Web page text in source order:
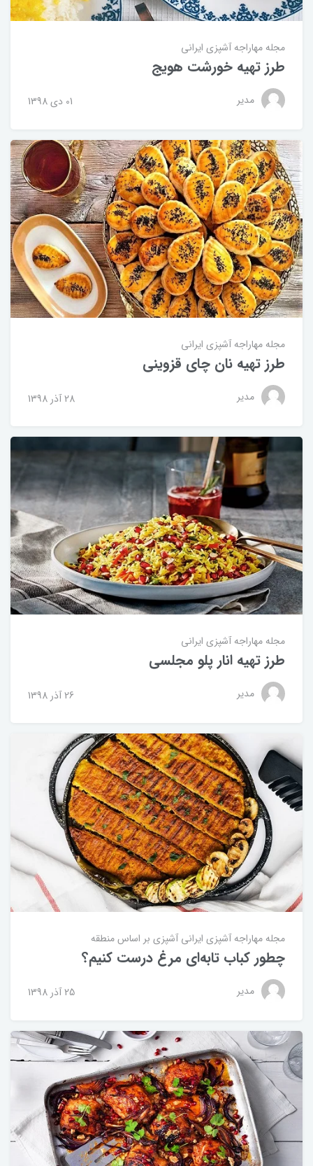
مجله مهاراجهآشپزی ایرانی
طرز تهیه خورشت هویج
مدیر 01 دی 1398
مجله مهاراجهآشپزی ایرانی
طرز تهیه نان چای قزوینی
مدیر 28 آذر 1398
مجله مهاراجهآشپزی ایرانی
طرز تهیه انار پلو مجلسی
مدیر 26 آذر 1398
مجله مهاراجهآشپزی ایرانیآشپزی بر اساس منطقه
چطور کباب تابه‌ای مرغ درست کنیم؟
مدیر 25 آذر 1398